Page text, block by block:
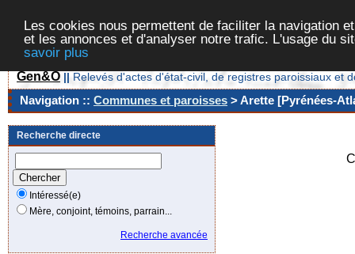
Les cookies nous permettent de faciliter la navigation
et les annonces et d'analyser notre trafic. L'usage du
savoir plus
Gen&O || Relevés d'actes d'état-civil, de registres paroissiaux et
Navigation :: Communes et paroisses > Arette [Pyrénées-
Recherche directe
Intéressé(e)
Mère, conjoint, témoins, parrain...
Recherche avancée